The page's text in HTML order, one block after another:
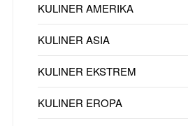
KULINER AMERIKA
KULINER ASIA
KULINER EKSTREM
KULINER EROPA